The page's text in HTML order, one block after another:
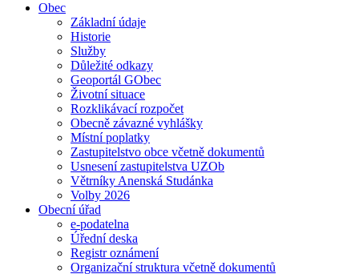
Obec
Základní údaje
Historie
Služby
Důležité odkazy
Geoportál GObec
Životní situace
Rozklikávací rozpočet
Obecně závazné vyhlášky
Místní poplatky
Zastupitelstvo obce včetně dokumentů
Usnesení zastupitelstva UZOb
Větrníky Anenská Studánka
Volby 2026
Obecní úřad
e-podatelna
Úřední deska
Registr oznámení
Organizační struktura včetně dokumentů